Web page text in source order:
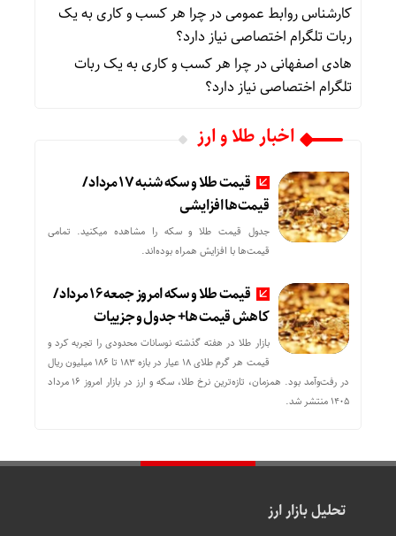
کارشناس روابط عمومیدرچرا هر کسب‌ و کاری به یک
ربات تلگرام اختصاصی نیاز دارد؟
هادی اصفهانیدرچرا هر کسب‌ و کاری به یک ربات
تلگرام اختصاصی نیاز دارد؟
اخبار طلا و ارز
قیمت طلا و سکه شنبه 17 مرداد/
قیمت‌ها افزایشی
جدول قیمت طلا و سکه را مشاهده میکنید. تمامی
قیمت‌ها با افزایش همراه بوده‌اند.
قیمت طلا و سکه امروز جمعه ۱۶ مرداد/
کاهش قیمت ها+ جدول و جزییات
بازار طلا در هفته گذشته نوسانات محدودی را تجربه کرد و
قیمت هر گرم طلای ۱۸ عیار در بازه ۱۸۳ تا ۱۸۶ میلیون ریال
در رفت‌وآمد بود. همزمان، تازه‌ترین نرخ طلا، سکه و ارز در بازار امروز ۱۶ مرداد
۱۴۰۵ منتشر شد.
تحلیل بازار ارز